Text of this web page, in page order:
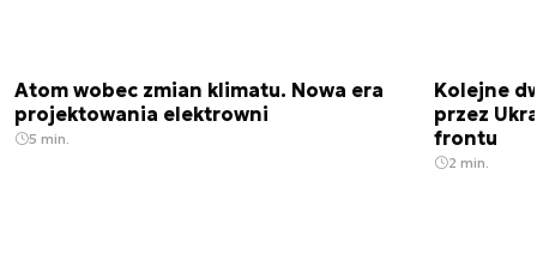
Atom wobec zmian klimatu. Nowa era
projektowania elektrowni
5 min.
Kolejne
przez
frontu
2 min.